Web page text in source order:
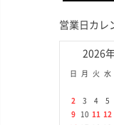
営業日カレ
2026
日 月 火 水
2
3 4 5
9
10 11 12